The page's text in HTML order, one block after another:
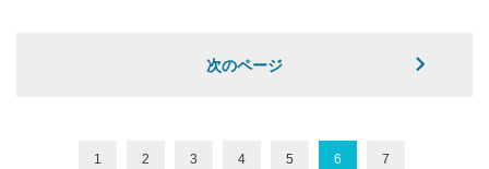
次のページ
1 2 3 4 5 6 7